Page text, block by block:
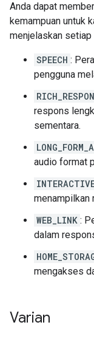
Anda dapat
kemampuan untuk
menjelaskan setiap
SPEECH :
pengguna
respons
sementara.
audio format
menampilkan
WEB_LINK :
dalam
mengakses
Varian